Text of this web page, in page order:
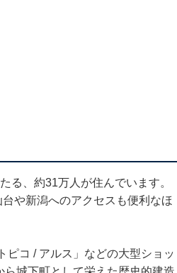
る、約31万人が住んでいます。
や新潟へのアクセスも便利なほ
ピコ / アルス」などの大型ショッ